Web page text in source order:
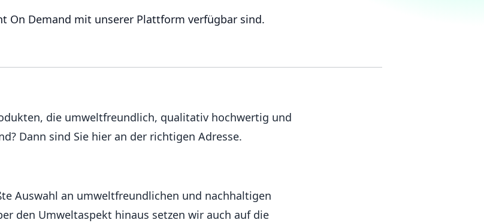
On Demand mit unserer Plattform verfügbar sind.
die umweltfreundlich, qualitativ hochwertig und
Dann sind Sie hier an der richtigen Adresse.
Auswahl an umweltfreundlichen und nachhaltigen
den Umweltaspekt hinaus setzen wir auch auf die